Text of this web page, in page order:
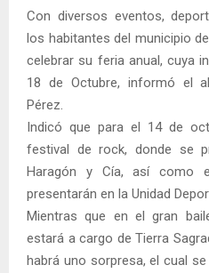
Con diversos eventos,
los habitantes del municipio
celebrar su feria anual, cuya
18 de Octubre, informó el
Pérez.
Indicó que para el 14 de
festival de rock, donde se
Haragón y Cía, así como
presentarán en la Unidad
Mientras que en el gran
estará a cargo de Tierra
habrá uno sorpresa, el cual